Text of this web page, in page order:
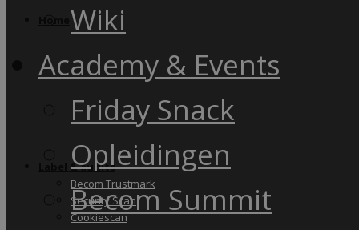
Label & audits
Becom Trustmark
Security Scan
Cookiescan
Wiki
Academy & Events
Friday Snack
Opleidingen
Becom Summit